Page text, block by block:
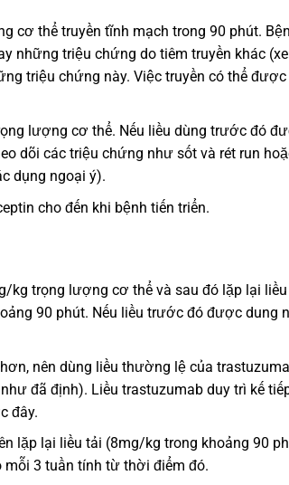
cơ thể truyền tĩnh mạch trong 90 phút.
những triệu chứng do tiêm truyền khác
triệu chứng này. Việc truyền có thể được
lượng cơ thể. Nếu liều dùng trước đó
dõi các triệu chứng như sốt và rét run
dụng ngoại ý).
cho đến khi bệnh tiến triển.
kg trọng lượng cơ thể và sau đó lặp lại liều
90 phút. Nếu liều trước đó được dung
nên dùng liều thường lệ của
đã định). Liều trastuzumab duy trì kế
đây.
lặp lại liều tải (8mg/kg trong khoảng 90
mỗi 3 tuần tính từ thời điểm đó.